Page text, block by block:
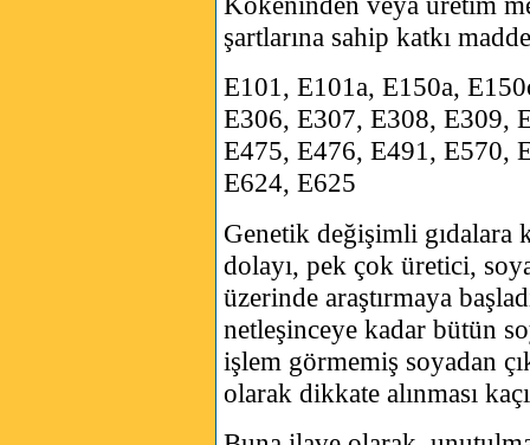
şartlarına sahip katkı
E101, E101a, E150a,
E306, E307, E308, E309,
E475, E476, E491, E570,
E624, E625
Genetik değişimli gıdalara
dolayı, pek çok üretici,
üzerinde araştırmaya
netleşinceye kadar bütün
işlem görmemiş soyadan
olarak dikkate alınması